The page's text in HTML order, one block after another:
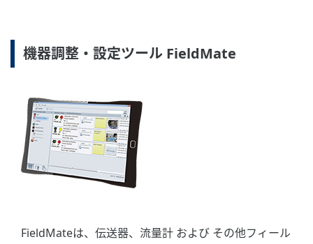
機器調整・設定ツール FieldMate
FieldMateは、伝送器、流量計 および その他フィール